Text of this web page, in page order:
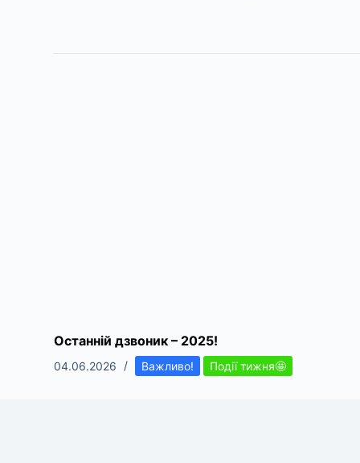
Останній дзвоник – 2025!
04.06.2026 Важливо! Події тижня🤩